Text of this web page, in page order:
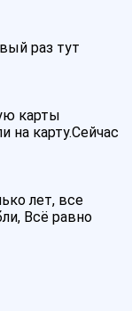
раз тут
карты
на карту.Сейчас
лет, все
Всё равно